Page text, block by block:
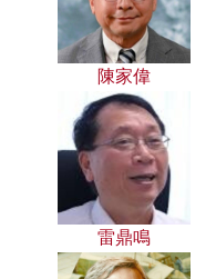
陳家偉
雷鼎鳴